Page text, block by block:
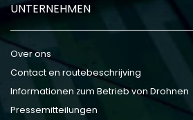
UNTERNEHMEN
Over ons
Contact en routebeschrijving
Informationen zum Betrieb von Drohnen
Pressemitteilungen